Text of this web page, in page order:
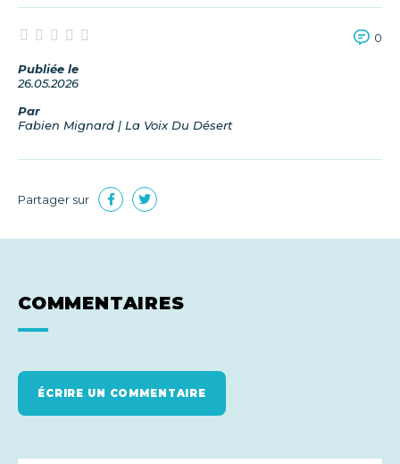
0
Publiée le
26.05.2026
Par
Fabien Mignard | La Voix Du Désert
Partager sur
COMMENTAIRES
ÉCRIRE UN COMMENTAIRE